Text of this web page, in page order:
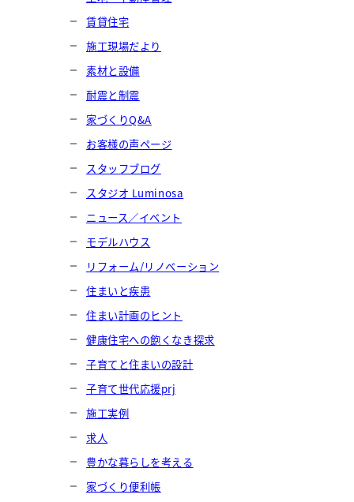
賃貸住宅
施工現場だより
素材と設備
耐震と制震
家づくりQ&A
お客様の声ページ
スタッフブログ
スタジオ Luminosa
ニュース／イベント
モデルハウス
リフォーム/リノベーション
住まいと疾患
住まい計画のヒント
健康住宅への飽くなき探求
子育てと住まいの設計
子育て世代応援prj
施工実例
求人
豊かな暮らしを考える
家づくり便利帳